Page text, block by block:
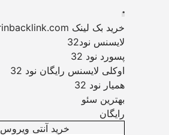
.
خرید بک لینک behtarinbacklink.com
لایسنس نود32
پسورد نود 32
اوکلی لایسنس رایگان نود 32
همیار نود 32
بهترین سئو
رایگان
خرید آنتی ویروس